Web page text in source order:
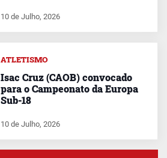
10 de Julho, 2026
ATLETISMO
Isac Cruz (CAOB) convocado
para o Campeonato da Europa
Sub-18
10 de Julho, 2026